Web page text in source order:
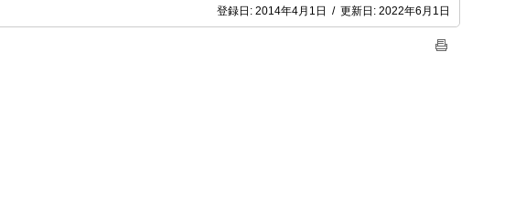
登録日: 2014年4月1日 / 更新日: 2022年6月1日